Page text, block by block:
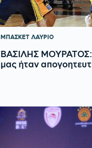
ΜΠΑΣΚΕΤ ΛΑΥΡΙΟ
ΒΑΣΙΛΗΣ ΜΟΥΡΑΤΟΣ:
μας ήταν